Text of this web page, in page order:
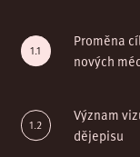
Proměna
nových
Význam
dějepisu